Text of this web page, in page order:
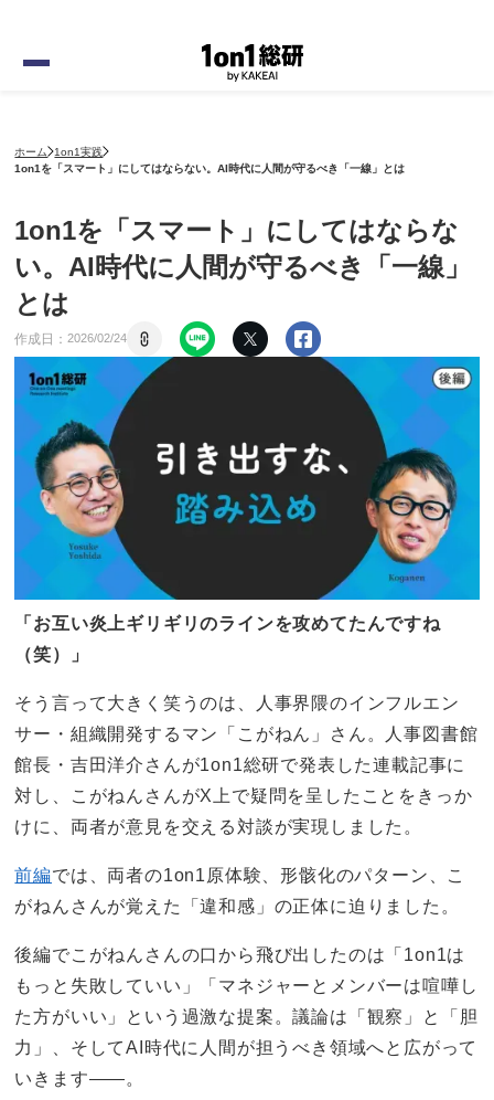
ホーム 1on1実践
1on1を「スマート」にしてはならない。AI時代に人間が守るべき「一線」とは
1on1を「スマート」にしてはならな
い。AI時代に人間が守るべき「一線」
とは
作成日：2026/02/24
「お互い炎上ギリギリのラインを攻めてたんですね
（笑）」
そう言って大きく笑うのは、人事界隈のインフルエン
サー・組織開発するマン「こがねん」さん。人事図書館
館長・吉田洋介さんが1on1総研で発表した連載記事に
対し、こがねんさんがX上で疑問を呈したことをきっか
けに、両者が意見を交える対談が実現しました。
前編では、両者の1on1原体験、形骸化のパターン、こ
がねんさんが覚えた「違和感」の正体に迫りました。
後編でこがねんさんの口から飛び出したのは「1on1は
もっと失敗していい」「マネジャーとメンバーは喧嘩し
た方がいい」という過激な提案。議論は「観察」と「胆
力」、そしてAI時代に人間が担うべき領域へと広がって
いきます——。